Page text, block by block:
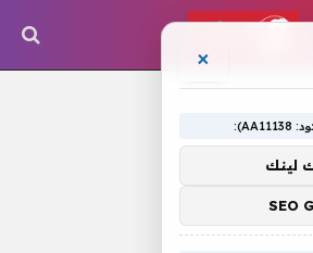
×
لينك
SEO